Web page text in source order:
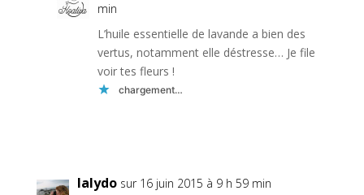
min
L’huile essentielle de lavande a bien des
vertus, notamment elle déstresse… Je file
voir tes fleurs !
chargement…
lalydo sur 16 juin 2015 à 9 h 59 min